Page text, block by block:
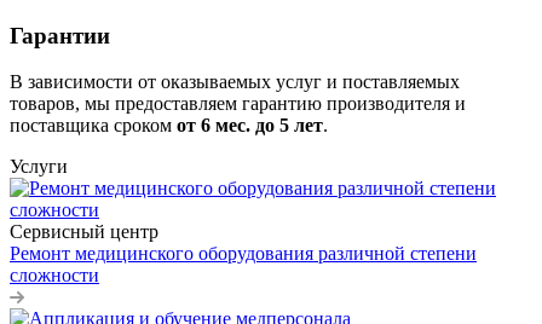
Гарантии
В зависимости от оказываемых услуг и поставляемых
товаров, мы предоставляем гарантию производителя и
поставщика сроком от 6 мес. до 5 лет.
Услуги
Сервисный центр
Ремонт медицинского оборудования различной степени
сложности